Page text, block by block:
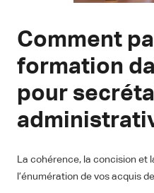
Comment
formation
pour
La cohérence, la concision et
l’énumération de vos acquis